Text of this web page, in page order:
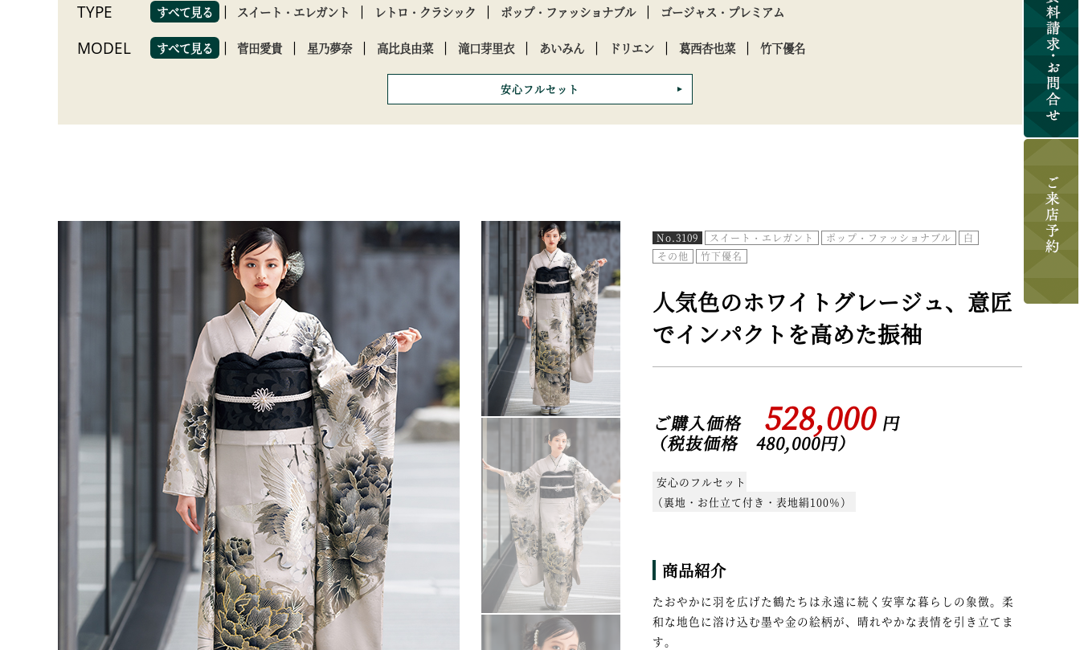
TYPE すべて見る スイート・エレガント レトロ・クラシック ポップ・ファッショナブル ゴージャス・プレミアム
MODEL すべて見る 菅田愛貴 星乃夢奈 高比良由菜 滝口芽里衣 あいみん ドリエン 葛西杏也菜 竹下優名
安心フルセット
No.3109 スイート・エレガント ポップ・ファッショナブル
白
その他
竹下優名
人気色のホワイトグレージュ、意匠
でインパクトを高めた振袖
ご購入価格528,000 円
（税抜価格 480,000円）
安心のフルセット
（裏地・お仕立て付き・表地絹100％）
商品紹介
たおやかに羽を広げた鶴たちは永遠に続く安寧な暮らしの象徴。柔
和な地色に溶け込む墨や金の絵柄が、晴れやかな表情を引き立てま
す。